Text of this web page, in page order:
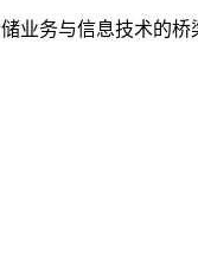
业务与信息技术的